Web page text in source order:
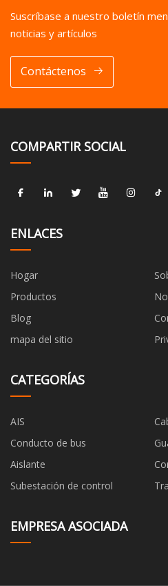
Suscríbase a nuestro boletín
noticias y artículos
Contáctenos
COMPARTIR SOCIAL
ENLACES
Hogar
Productos
Blog
mapa del sitio
CATEGORÍAS
AIS
Conducto de bus
Aislante
Subestación de control
EMPRESA ASOCIADA